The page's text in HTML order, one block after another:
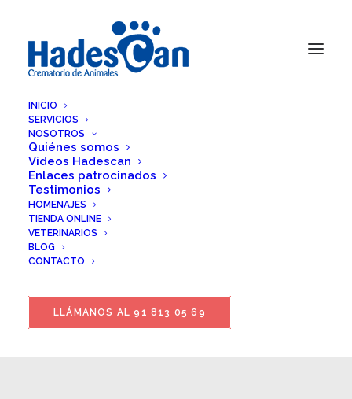
INICIO
SERVICIOS
NOSOTROS
Quiénes somos
Videos Hadescan
Enlaces patrocinados
Testimonios
HOMENAJES
TIENDA ONLINE
VETERINARIOS
BLOG
CONTACTO
LLÁMANOS AL 91 813 05 69